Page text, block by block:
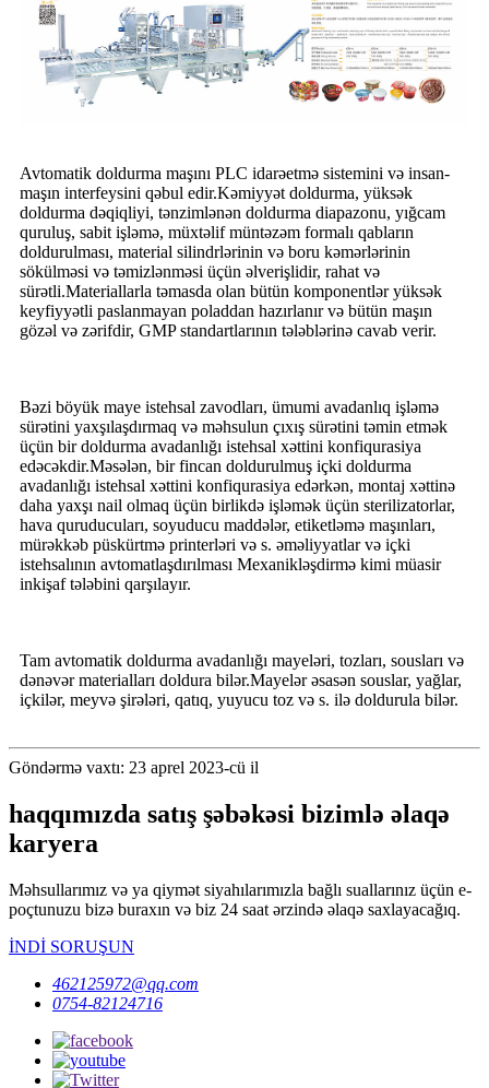
Avtomatik doldurma maşını PLC idarəetmə sistemini və insan-
maşın interfeysini qəbul edir.Kəmiyyət doldurma, yüksək
doldurma dəqiqliyi, tənzimlənən doldurma diapazonu, yığcam
quruluş, sabit işləmə, müxtəlif müntəzəm formalı qabların
doldurulması, material silindrlərinin və boru kəmərlərinin
sökülməsi və təmizlənməsi üçün əlverişlidir, rahat və
sürətli.Materiallarla təmasda olan bütün komponentlər yüksək
keyfiyyətli paslanmayan poladdan hazırlanır və bütün maşın
gözəl və zərifdir, GMP standartlarının tələblərinə cavab verir.
Bəzi böyük maye istehsal zavodları, ümumi avadanlıq işləmə
sürətini yaxşılaşdırmaq və məhsulun çıxış sürətini təmin etmək
üçün bir doldurma avadanlığı istehsal xəttini konfiqurasiya
edəcəkdir.Məsələn, bir fincan doldurulmuş içki doldurma
avadanlığı istehsal xəttini konfiqurasiya edərkən, montaj xəttinə
daha yaxşı nail olmaq üçün birlikdə işləmək üçün sterilizatorlar,
hava quruducuları, soyuducu maddələr, etiketləmə maşınları,
mürəkkəb püskürtmə printerləri və s. əməliyyatlar və içki
istehsalının avtomatlaşdırılması Mexanikləşdirmə kimi müasir
inkişaf tələbini qarşılayır.
Tam avtomatik doldurma avadanlığı mayeləri, tozları, sousları və
dənəvər materialları doldura bilər.Mayelər əsasən souslar, yağlar,
içkilər, meyvə şirələri, qatıq, yuyucu toz və s. ilə doldurula bilər.
Göndərmə vaxtı: 23 aprel 2023-cü il
haqqımızda satış şəbəkəsi bizimlə əlaqə
karyera
Məhsullarımız və ya qiymət siyahılarımızla bağlı suallarınız üçün e-
poçtunuzu bizə buraxın və biz 24 saat ərzində əlaqə saxlayacağıq.
İNDİ SORUŞUN
462125972@qq.com
0754-82124716